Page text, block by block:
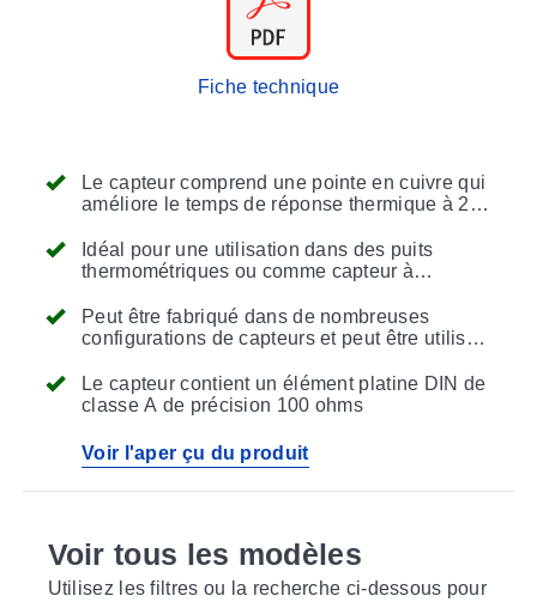
Le capteur comprend une pointe en cuivre qui
améliore le temps de réponse thermique à 2
% dans de l'eau s'écoulant à 3 pieds par
seconde).
Idéal pour une utilisation dans des puits
thermométriques ou comme capteur à
Peut être fabriqué dans de nombreuses
configurations de capteurs et peut être utilisé
d'accessoires
Le capteur contient un élément platine DIN de
classe A de précision 100 ohms
Voir l'aper çu du produit
Fiche technique
Voir tous les modèles
Utilisez les filtres ou la recherche ci-dessous pour